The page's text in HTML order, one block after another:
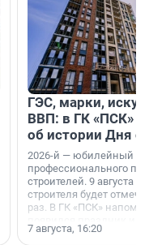
ГЭС, марки,
ВВП: в ГК «ПСК»
об истории Дня
2026-й — юбилейный
профессионального
строителей. 9 августа
строителя будет
раз. В ГК «ПСК»
поменялась роль
7 августа, 16:20